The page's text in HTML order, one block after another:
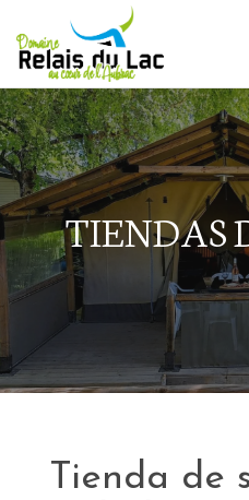
TIENDAS
Tienda de